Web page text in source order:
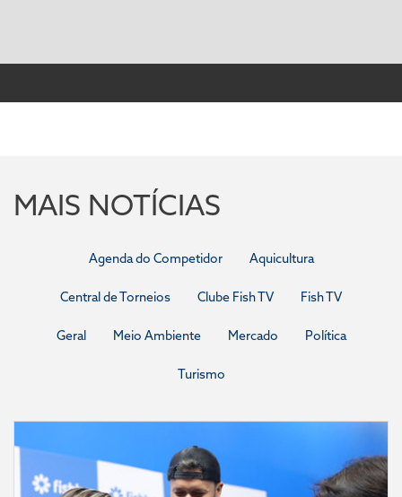
MAIS NOTÍCIAS
Agenda do Competidor Aquicultura
Central de Torneios Clube Fish TV Fish TV
Geral Meio Ambiente Mercado Política
Turismo